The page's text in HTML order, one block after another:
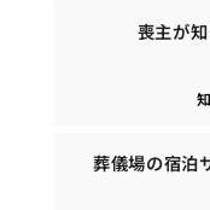
喪主が
葬儀場の宿泊